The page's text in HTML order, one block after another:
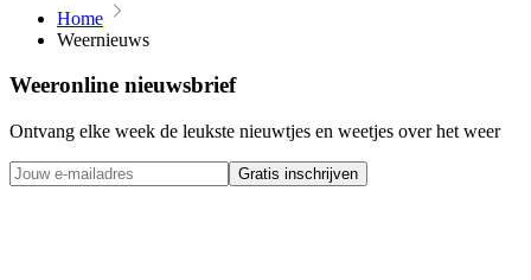
Home
Weernieuws
Weeronline nieuwsbrief
Ontvang elke week de leukste nieuwtjes en weetjes over het weer
Gratis inschrijven